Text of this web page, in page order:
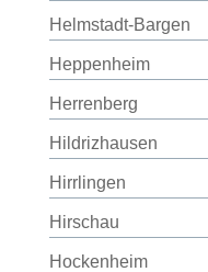
Helmstadt-Bargen
Heppenheim
Herrenberg
Hildrizhausen
Hirrlingen
Hirschau
Hockenheim